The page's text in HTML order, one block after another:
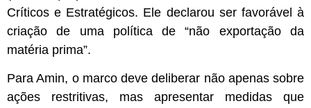
Críticos e Estratégicos. Ele declarou ser favorável à
criação de uma política de “não exportação da
matéria prima”.
Para Amin, o marco deve deliberar não apenas sobre
ações restritivas, mas apresentar medidas que